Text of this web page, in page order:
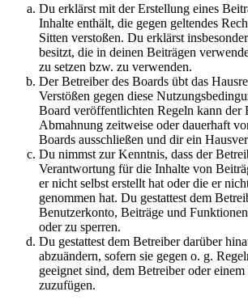
Du erklärst mit der Erstellung eines
Inhalte enthält, die gegen geltendes
Sitten verstoßen. Du erklärst
besitzt, die in deinen Beiträgen
zu setzen bzw. zu verwenden.
Der Betreiber des Boards übt das
Verstößen gegen diese
Board veröffentlichten Regeln kann der
Abmahnung zeitweise oder dauerhaft
Boards ausschließen und dir ein
Du nimmst zur Kenntnis, dass der
Verantwortung für die Inhalte von
er nicht selbst erstellt hat oder die er
genommen hat. Du gestattest dem
Benutzerkonto, Beiträge und
oder zu sperren.
Du gestattest dem Betreiber darüber
abzuändern, sofern sie gegen o. g.
geeignet sind, dem Betreiber oder
zuzufügen.